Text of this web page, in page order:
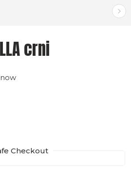
crni
Checkout